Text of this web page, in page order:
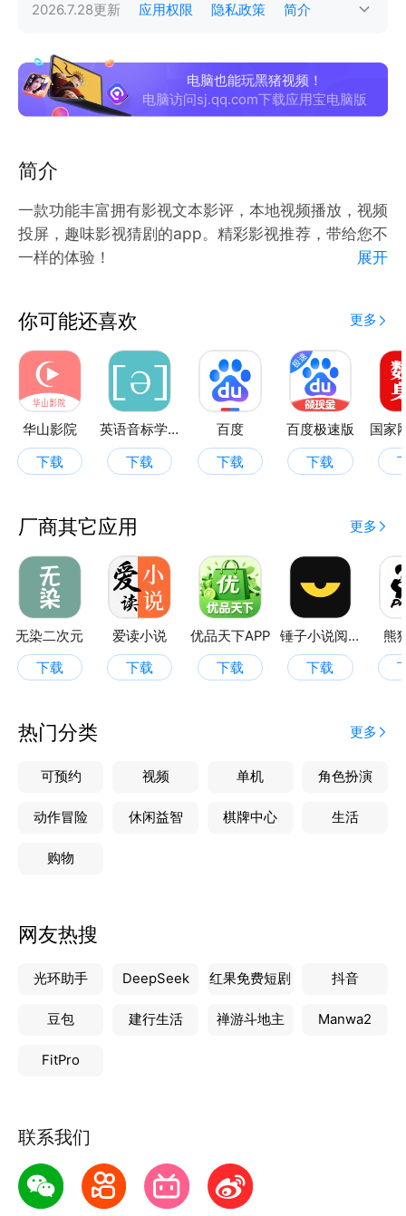
2026.7.28更新 应用权限 隐私政策 简介
电脑也能玩黑猪视频！
电脑访问sj.qq.com下载应用宝电脑版
简介
一款功能丰富拥有影视文本影评，本地视频播放，视频
投屏，趣味影视猜剧的app。精彩影视推荐，带给您不
一样的体验！
展开
你可能还喜欢 更多
华山影院
下载
英语音标学习助手
下载
百度
下载
百度极速版
下载
厂商其它应用 更多
无染二次元
下载
爱读小说
下载
优品天下APP
下载
锤子小说阅读器
下载
熊
热门分类 更多
可预约 视频 单机 角色扮演
动作冒险 休闲益智 棋牌中心 生活
购物
网友热搜
光环助手 DeepSeek 红果免费短剧 抖音
豆包 建行生活 禅游斗地主 Manwa2
FitPro
联系我们